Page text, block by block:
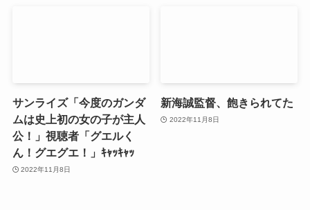
サンライズ「今度のガンダ
ムは史上初の女の子が主人
公！」視聴者「グエルく
ん！グエグエ！」ｷｬｯｷｬｯ
2022年11月8日
新海誠監督、飽きられてた
2022年11月8日